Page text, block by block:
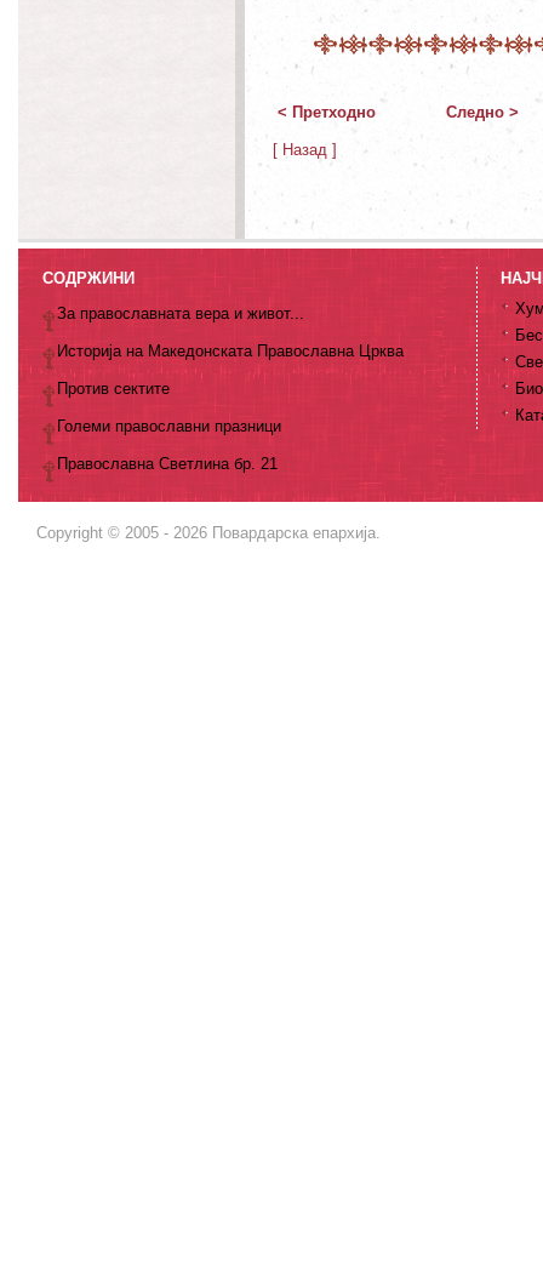
< Претходно Следно >
[ Назад ]
СОДРЖИНИ
За православната вера и живот...
Историја на Македонската Православна Црква
Против сектите
Големи православни празници
Православна Светлина бр. 21
Copyright © 2005 - 2026 Повардарска епархија.